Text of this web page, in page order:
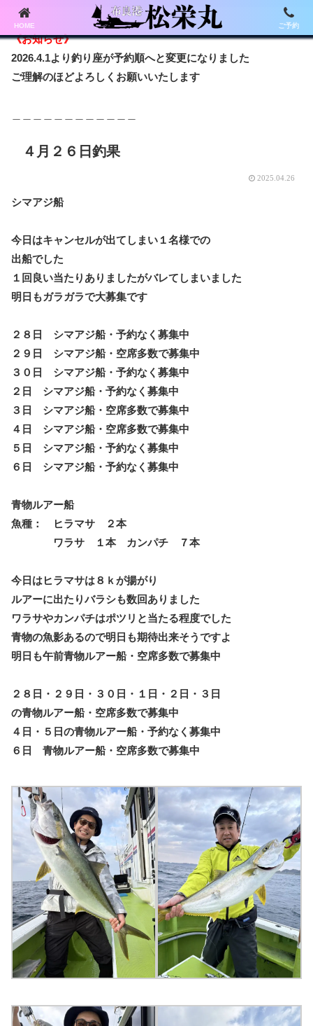
《お知らせ》
2026.4.1より釣り座が予約順へと変更になりました
ご理解のほどよろしくお願いいたします
４月２６日釣果
2025.04.26
シマアジ船
今日はキャンセルが出てしまい１名様での
出船でした
１回良い当たりありましたがバレてしまいました
明日もガラガラで大募集です
２８日 シマアジ船・予約なく募集中
２９日 シマアジ船・空席多数で募集中
３０日 シマアジ船・予約なく募集中
２日 シマアジ船・予約なく募集中
３日 シマアジ船・空席多数で募集中
４日 シマアジ船・空席多数で募集中
５日 シマアジ船・予約なく募集中
６日 シマアジ船・予約なく募集中
青物ルアー船
魚種： ヒラマサ ２本
ワラサ １本 カンパチ ７本
今日はヒラマサは８ｋが揚がり
ルアーに出たりバラシも数回ありました
ワラサやカンパチはポツリと当たる程度でした
青物の魚影あるので明日も期待出来そうですよ
明日も午前青物ルアー船・空席多数で募集中
２８日・２９日・３０日・１日・２日・３日
の青物ルアー船・空席多数で募集中
４日・５日の青物ルアー船・予約なく募集中
６日 青物ルアー船・空席多数で募集中
HOME ご予約